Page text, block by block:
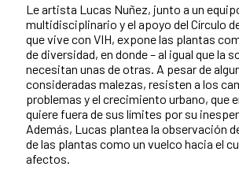
Le artista Lucas Nuñez, junto a un
multidisciplinario y el apoyo del Círculo
que vive con VIH, expone las plantas
de diversidad, en donde – al igual que la
necesitan unas de otras. A pesar de
consideradas malezas, resisten a los
problemas y el crecimiento urbano, que
quiere fuera de sus límites por su
Además, Lucas plantea la observación
de las plantas como un vuelco hacia el
afectos.